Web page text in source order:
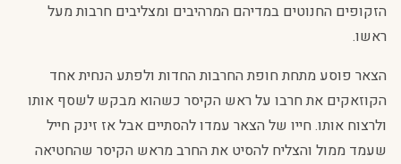
הזקופים החנוטים במדיהם המרהיבים ומצליבים חרבות מעל
ראשו.
הצאר פוסע מתחת חופת החרבות החדות ולפתע הנחית אחד
הקוזאקים את חרבו על ראש הקיסר כשהוא מבקש לשסף אותו
ולרצוח אותו. חייו של הצאר עמדו להסתיים אבל אז זינק חייל
שעמד ממול והצליח להסיט את החרב מראש הקיסר שהחטיאה